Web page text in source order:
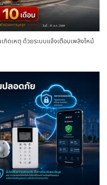
ดเหตุ ด้วยระบบแจ้งเตือนเพลิงไหม้